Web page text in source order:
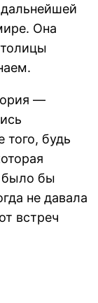
Она
—
будь
было бы
не давала
встреч